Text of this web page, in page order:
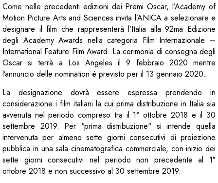
Come nelle precedenti edizioni dei Premi Oscar, l’Academy of
Motion Picture Arts and Sciences invita l’ANICA a selezionare e
designare il film che rappresenterà l’Italia alla 92ma Edizione
degli Academy Awards nella categoria Film Internazionale –
International Feature Film Award. La cerimonia di consegna degli
Oscar si terrà a Los Angeles il 9 febbraio 2020 mentre
l’annuncio delle nomination è previsto per il 13 gennaio 2020.
La designazione dovrà essere espressa prendendo in
considerazione i film italiani la cui prima distribuzione in Italia sia
avvenuta nel periodo compreso tra il 1° ottobre 2018 e il 30
settembre 2019. Per "prima distribuzione" si intende quella
intervenuta per almeno sette giorni consecutivi di proiezione
pubblica in una sala cinematografica commerciale, con inizio dei
sette giorni consecutivi nel periodo non precedente al 1°
ottobre 2018 e non successivo al 30 settembre 2019.